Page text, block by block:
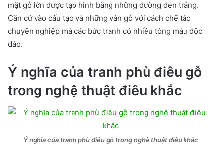
mặt gỗ lớn được tạo hình bằng những đường đen trắng.
Căn cứ vào cấu tạo và những vân gỗ với cách chế tác
chuyên nghiệp mà các bức tranh có nhiều tông màu độc
đáo.
Ý nghĩa của tranh phù điêu gỗ
trong nghệ thuật điêu khắc
Ý nghĩa của tranh phù điêu gỗ trong nghệ thuật điêu khắc